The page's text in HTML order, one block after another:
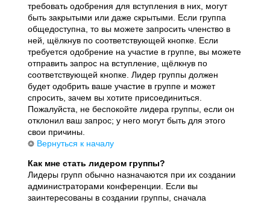
требовать одобрения для вступления в них, могут
быть закрытыми или даже скрытыми. Если группа
общедоступна, то вы можете запросить членство в
ней, щёлкнув по соответствующей кнопке. Если
требуется одобрение на участие в группе, вы можете
отправить запрос на вступление, щёлкнув по
соответствующей кнопке. Лидер группы должен
будет одобрить ваше участие в группе и может
спросить, зачем вы хотите присоединиться.
Пожалуйста, не беспокойте лидера группы, если он
отклонил ваш запрос; у него могут быть для этого
свои причины.
Вернуться к началу
Как мне стать лидером группы?
Лидеры групп обычно назначаются при их создании
администраторами конференции. Если вы
заинтересованы в создании группы, сначала